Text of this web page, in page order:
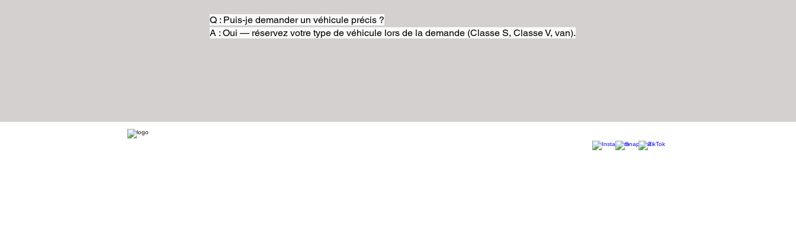
Q : Puis-je demander un véhicule précis ?
A : Oui — réservez votre type de véhicule lors de la demande (Classe S, Classe V, van).